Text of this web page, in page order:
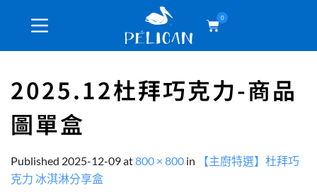
0
2025.12杜拜巧克力-商品
圖單盒
Published 2025-12-09at800 × 800 in
【主廚特選】杜拜巧
克力 冰淇淋分享盒